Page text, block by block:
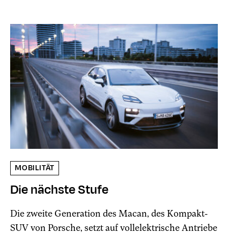
MOBILITÄT
Die nächste Stufe
Die zweite Generation des Macan, des Kompakt-
SUV von Porsche, setzt auf vollelektrische Antriebe